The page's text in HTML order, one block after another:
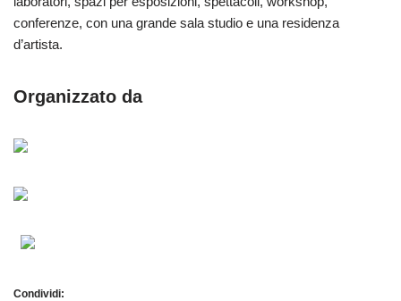
conferenze, con una grande sala studio e una residenza
d’artista.
Organizzato da
Condividi: